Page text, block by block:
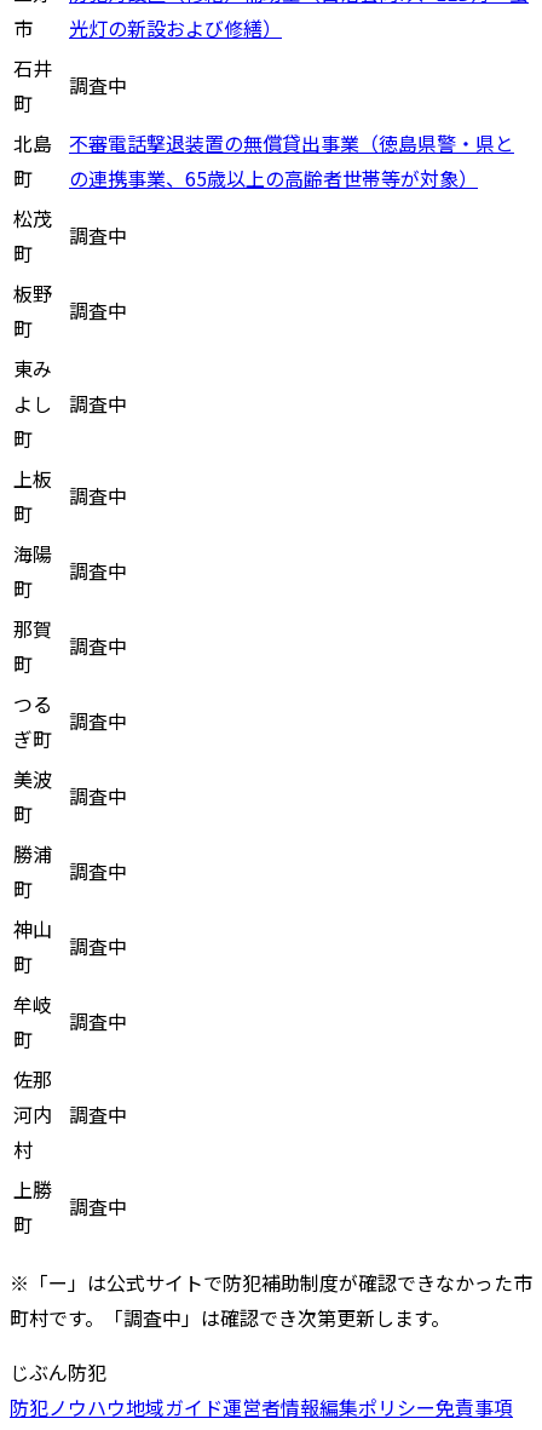
市
光灯の新設および修繕）
石井
町
調査中
北島
町
不審電話撃退装置の無償貸出事業（徳島県警・県と
の連携事業、65歳以上の高齢者世帯等が対象）
松茂
町
調査中
板野
町
調査中
東み
よし
町
調査中
上板
町
調査中
海陽
町
調査中
那賀
町
調査中
つる
ぎ町
調査中
美波
町
調査中
勝浦
町
調査中
神山
町
調査中
牟岐
町
調査中
佐那
河内
村
調査中
上勝
町
調査中
※「ー」は公式サイトで防犯補助制度が確認できなかった市
町村です。「調査中」は確認でき次第更新します。
じぶん防犯
防犯ノウハウ地域ガイド運営者情報編集ポリシー免責事項